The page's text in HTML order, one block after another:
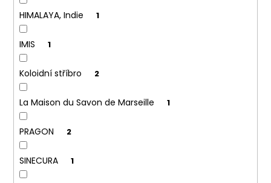
HIMALAYA, Indie 1
IMIS 1
Koloidní stříbro 2
La Maison du Savon de Marseille 1
PRAGON 2
SINECURA 1